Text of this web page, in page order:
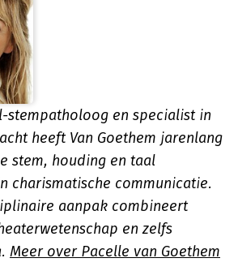
stempatholoog en specialist in
heeft Van Goethem jarenlang
stem, houding en taal
charismatische communicatie.
aanpak combineert
en zelfs
Meer over Pacelle van Goethem